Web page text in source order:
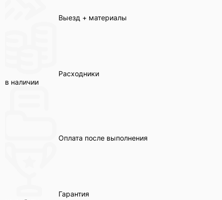
Выезд + материалы
Расходники
в наличии
Оплата после выполнения
Гарантия